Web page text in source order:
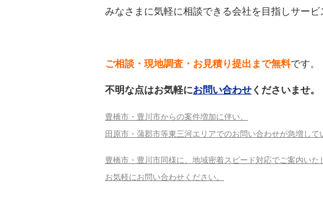
みなさまに気軽に相談できる会社を目指しサー
ご相談・現地調査・お見積り提出まで無料です。
不明な点はお気軽にお問い合わせ くださいませ。
豊橋市・豊川市からの案件増加に伴い、
田原市・蒲郡市等東三河エリアでのお問い合わせが急増して
豊橋市・豊川市同様に、地域密着スピード対応でご案内いた
お気軽にお問い合わせください。